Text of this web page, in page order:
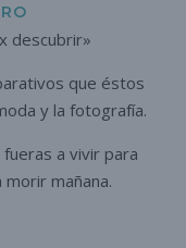
descubrir»
que éstos
y la fotografía.
a vivir para
mañana.